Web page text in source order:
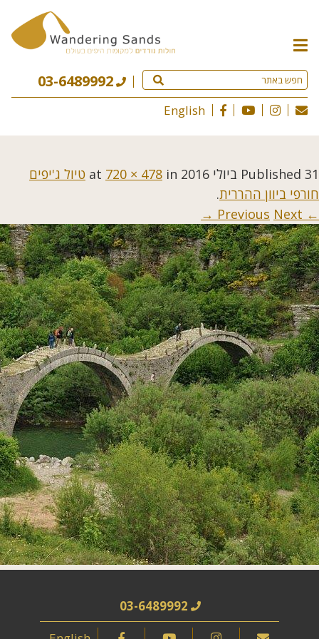
תפריט
האתר
03-6489992
English
Published 31 ביולי 2016 720 × 478 in
טיול ג'יפים
חורפי ביוון ההררית.
← Previous
Next →
03-6489992